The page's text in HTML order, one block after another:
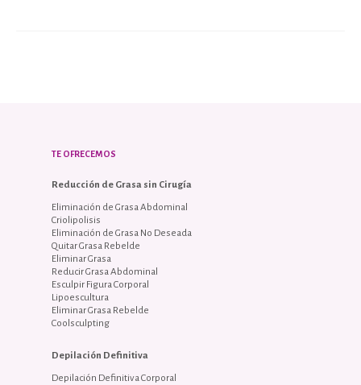
TE OFRECEMOS
Reducción de Grasa sin Cirugía
Eliminación de Grasa Abdominal
Criolipolisis
Eliminación de Grasa No Deseada
Quitar Grasa Rebelde
Eliminar Grasa
Reducir Grasa Abdominal
Esculpir Figura Corporal
Lipoescultura
Eliminar Grasa Rebelde
Coolsculpting
Depilación Definitiva
Depilación Definitiva Corporal